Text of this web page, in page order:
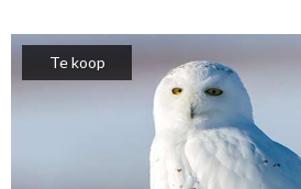
Te koop